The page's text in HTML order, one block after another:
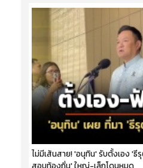
ไม่มีเส้นสาย! 'อนุทิน' รับตั้งเอง '
สอบท้องถิ่น' ใหญ่-เล็กโดนหมด